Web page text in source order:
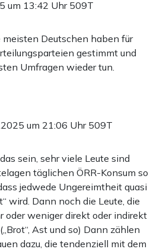
um 13:42 Uhr 509T
meisten Deutschen haben für
gestimmt und
Umfragen wieder tun.
um 21:06 Uhr 509T
sein, sehr viele Leute sind
täglichen ÖRR-Konsum so
jedwede Ungereimtheit quasi
wird. Dann noch die Leute, die
oder weniger direkt oder indirekt
Ast und so) Dann zählen
dazu, die tendenziell mit dem